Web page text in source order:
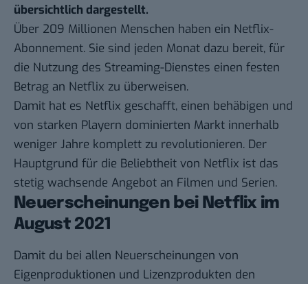
übersichtlich dargestellt.
Über 209 Millionen Menschen haben ein Netflix-
Abonnement. Sie sind jeden Monat dazu bereit, für
die Nutzung des Streaming-Dienstes einen festen
Betrag an Netflix zu überweisen.
Damit hat es Netflix geschafft, einen behäbigen und
von starken Playern dominierten Markt innerhalb
weniger Jahre komplett zu revolutionieren. Der
Hauptgrund für die Beliebtheit von Netflix ist das
stetig wachsende Angebot an Filmen und Serien.
Neuerscheinungen bei Netflix im
August 2021
Damit du bei allen Neuerscheinungen von
Eigenproduktionen und Lizenzprodukten den